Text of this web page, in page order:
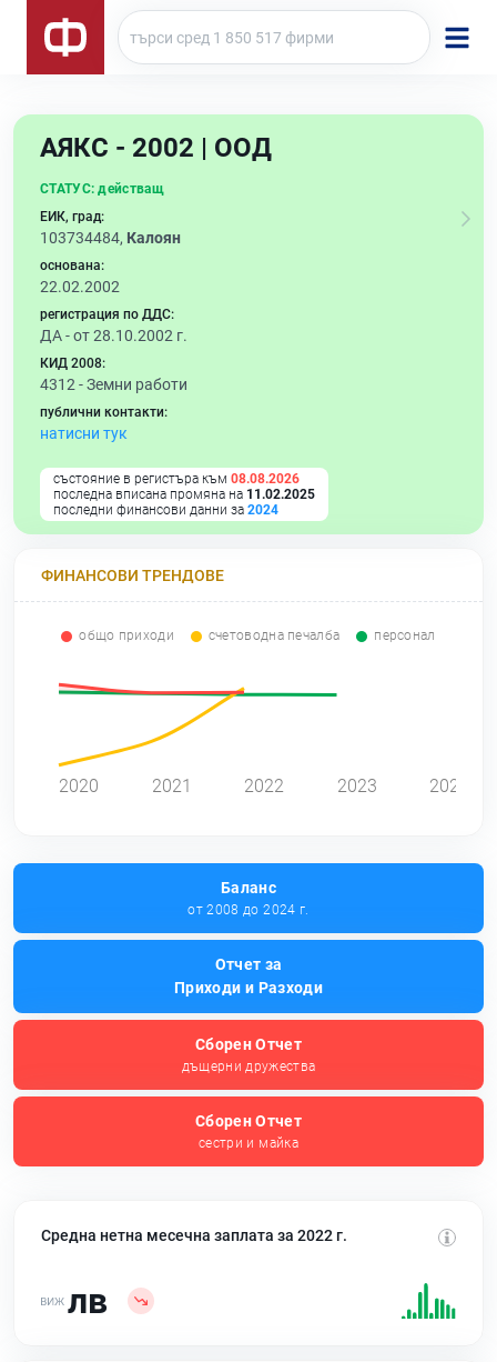
АЯКС - 2002 | ООД
СТАТУС: действащ
ЕИК, град:
103734484, Калоян
основана:
22.02.2002
регистрация по ДДС:
ДА - от 28.10.2002 г.
КИД 2008:
4312 -Земни работи
публични контакти:
натисни тук
състояние в регистъра към 08.08.2026
последна вписана промяна на 11.02.2025
последни финансови данни за 2024
ФИНАНСОВИ ТРЕНДОВЕ
общо приходи счетоводна печалба персонал
2020 2021 2022 2023 2024
Баланс
от 2008 до 2024 г.
Отчет за
Приходи и Разходи
Сборен Отчет
дъщерни дружества
Сборен Отчет
сестри и майка
Средна нетна месечна заплата за 2022 г.
лв